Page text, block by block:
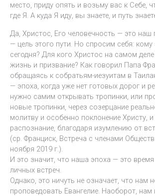
место, приду опять и возьму вас к Себе,
где Я. А куда Я иду, вы знаете, и путь
Да, Христос, Его человечность — это наш
— цель этого пути. Но спросим себя: кому
сегодня? Для кого Христос на самом
жизнь и призвание? Как говорил Папа
обращаясь к собратьям-иезуитам в
— эпоха, когда уже нет готовых дорог и
нужно самим открывать тропинки, или
новые тропинки, через созерцание
молитву и особенно поклонение Христу, и
распознание, благодаря изумлению от
(ср. Франциск, Встреча с членами
ноября 2019 г.).
И это значит, что наша эпоха — это время
личных встреч.
Однако, это ничуть не означает, что нам
проповедовать Евангелие. Наоборот, нам